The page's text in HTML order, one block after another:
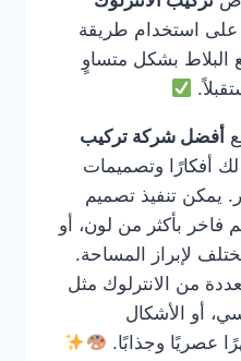
على استخدام طريقة
بشكل متساوٍ
أفضل شركة تركيب
لك أفكارًا وتصميمات
يمكن تنفيذ تصميم
فاخر بأكثر من لون، أو
لإبراز المساحة.
من الانترلوك مثل
أو الأشكال
عصريًا وجذابًا.